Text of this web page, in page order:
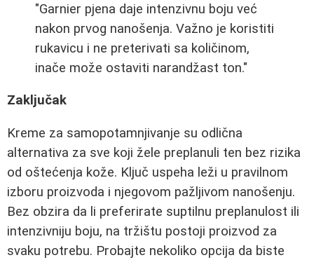
"Garnier pjena daje intenzivnu boju već
nakon prvog nanošenja. Važno je koristiti
rukavicu i ne preterivati sa količinom,
inače može ostaviti narandžast ton."
Zaključak
Kreme za samopotamnjivanje su odlična
alternativa za sve koji žele preplanuli ten bez rizika
od oštećenja kože. Ključ uspeha leži u pravilnom
izboru proizvoda i njegovom pažljivom nanošenju.
Bez obzira da li preferirate suptilnu preplanulost ili
intenzivniju boju, na tržištu postoji proizvod za
svaku potrebu. Probajte nekoliko opcija da biste